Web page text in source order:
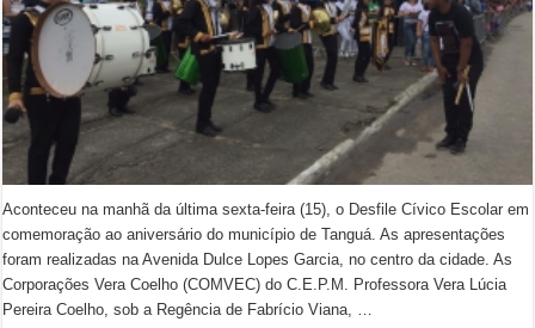
Aconteceu na manhã da última sexta-feira (15), o Desfile Cívico Escolar em
comemoração ao aniversário do município de Tanguá. As apresentações
foram realizadas na Avenida Dulce Lopes Garcia, no centro da cidade. As
Corporações Vera Coelho (COMVEC) do C.E.P.M. Professora Vera Lúcia
Pereira Coelho, sob a Regência de Fabrício Viana, …